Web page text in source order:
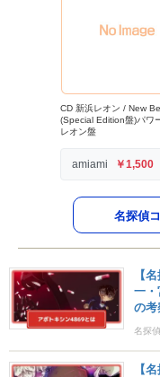
CD 新浜レオン / New
(Special Edition盤)パワ
レオン盤
amiami ￥1,500
名探偵
【
一
の考
薬
名探
【